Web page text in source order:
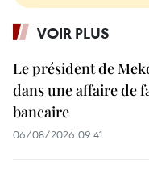
VOIR PLUS
Le président de
dans une affaire de
bancaire
06/08/2026 09:41